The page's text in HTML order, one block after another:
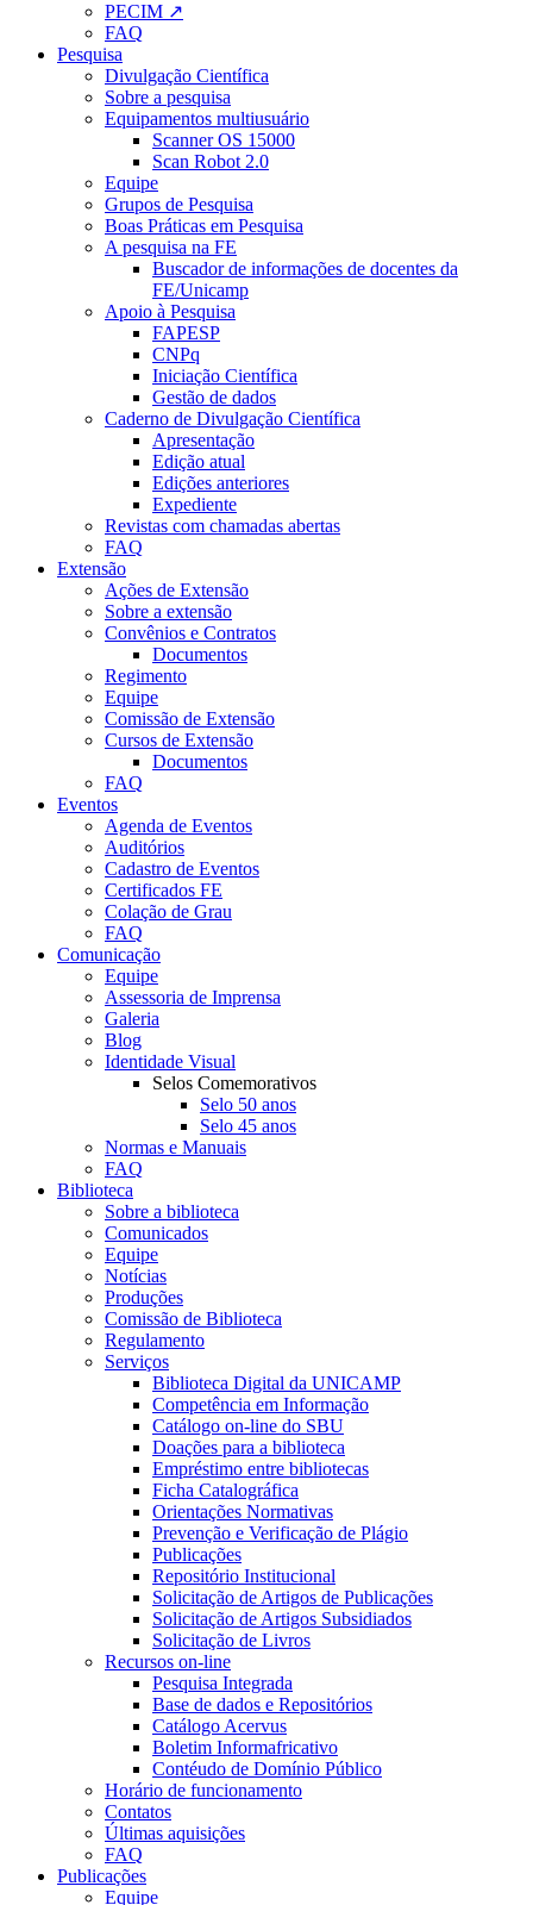
PECIM ↗
FAQ
Pesquisa
Divulgação Científica
Sobre a pesquisa
Equipamentos multiusuário
Scanner OS 15000
Scan Robot 2.0
Equipe
Grupos de Pesquisa
Boas Práticas em Pesquisa
A pesquisa na FE
Buscador de informações de docentes da
FE/Unicamp
Apoio à Pesquisa
FAPESP
CNPq
Iniciação Científica
Gestão de dados
Caderno de Divulgação Científica
Apresentação
Edição atual
Edições anteriores
Expediente
Revistas com chamadas abertas
FAQ
Extensão
Ações de Extensão
Sobre a extensão
Convênios e Contratos
Documentos
Regimento
Equipe
Comissão de Extensão
Cursos de Extensão
Documentos
FAQ
Eventos
Agenda de Eventos
Auditórios
Cadastro de Eventos
Certificados FE
Colação de Grau
FAQ
Comunicação
Equipe
Assessoria de Imprensa
Galeria
Blog
Identidade Visual
Selos Comemorativos
Selo 50 anos
Selo 45 anos
Normas e Manuais
FAQ
Biblioteca
Sobre a biblioteca
Comunicados
Equipe
Notícias
Produções
Comissão de Biblioteca
Regulamento
Serviços
Biblioteca Digital da UNICAMP
Competência em Informação
Catálogo on-line do SBU
Doações para a biblioteca
Empréstimo entre bibliotecas
Ficha Catalográfica
Orientações Normativas
Prevenção e Verificação de Plágio
Publicações
Repositório Institucional
Solicitação de Artigos de Publicações
Solicitação de Artigos Subsidiados
Solicitação de Livros
Recursos on-line
Pesquisa Integrada
Base de dados e Repositórios
Catálogo Acervus
Boletim Informafricativo
Contéudo de Domínio Público
Horário de funcionamento
Contatos
Últimas aquisições
FAQ
Publicações
Equipe